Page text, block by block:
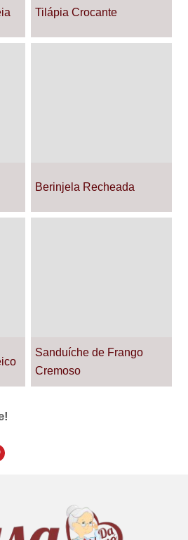
Tilápia Crocante
Berinjela Recheada
Sanduíche de Frango
Cremoso